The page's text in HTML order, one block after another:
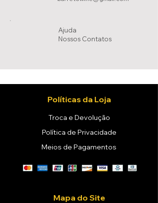
Ajuda
Nossos Contatos
Políticas da Loja
Troca e Devolução
Política de Privacidade
Meios de Pagamentos
Mapa do Site